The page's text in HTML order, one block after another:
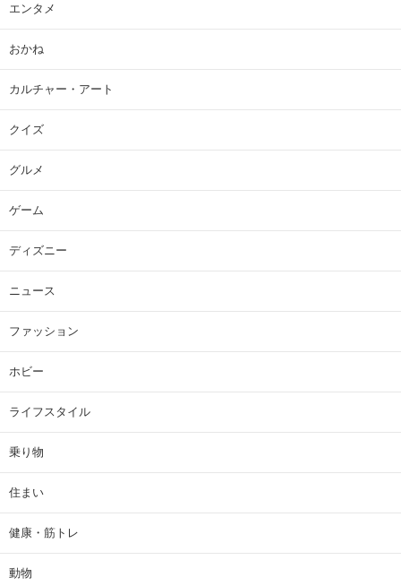
エンタメ
おかね
カルチャー・アート
クイズ
グルメ
ゲーム
ディズニー
ニュース
ファッション
ホビー
ライフスタイル
乗り物
住まい
健康・筋トレ
動物